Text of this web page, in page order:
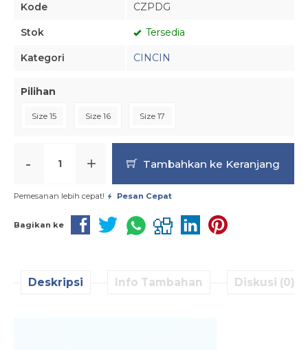
Kode CZPDG
Stok Tersedia
Kategori CINCIN
Pilihan
Size 15 Size 16 Size 17
- + Tambahkan ke Keranjang
Pemesanan lebih cepat! Pesan Cepat
Bagikan ke
Deskripsi Info Tambahan Diskusi (0)